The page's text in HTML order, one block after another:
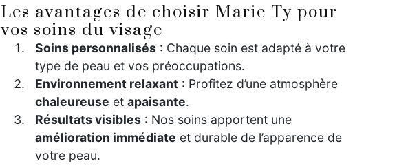
Les avantages de choisir Marie Ty pour
vos soins du visage
Soins personnalisés : Chaque soin est adapté à votre
type de peau et vos préoccupations.
Environnement relaxant : Profitez d’une atmosphère
chaleureuse et apaisante.
Résultats visibles : Nos soins apportent une
amélioration immédiate et durable de l’apparence de
votre peau.